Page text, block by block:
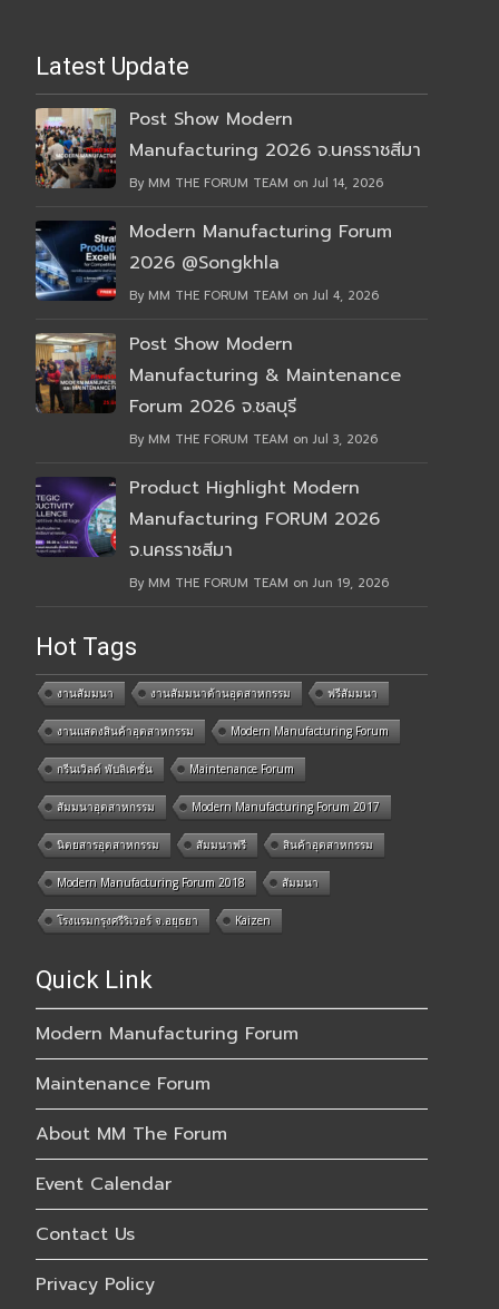
Latest Update
Post Show Modern
Manufacturing 2026 จ.นครราชสีมา
By MM THE FORUM TEAM on Jul 14, 2026
Modern Manufacturing Forum
2026 @Songkhla
By MM THE FORUM TEAM on Jul 4, 2026
Post Show Modern
Manufacturing & Maintenance
Forum 2026 จ.ชลบุรี
By MM THE FORUM TEAM on Jul 3, 2026
Product Highlight Modern
Manufacturing FORUM 2026
จ.นครราชสีมา
By MM THE FORUM TEAM on Jun 19, 2026
Hot Tags
งานสัมมนา งานสัมมนาด้านอุตสาหกรรม ฟรีสัมมนา
งานแสดงสินค้าอุตสาหกรรม Modern Manufacturing Forum
กรีนเวิลด์ พับลิเคชั่น Maintenance Forum
สัมมนาอุตสาหกรรม Modern Manufacturing Forum 2017
นิตยสารอุตสาหกรรม สัมมนาฟรี สินค้าอุตสาหกรรม
Modern Manufacturing Forum 2018 สัมมนา
โรงแรมกรุงศรีริเวอร์ จ.อยุธยา Kaizen
Quick Link
Modern Manufacturing Forum
Maintenance Forum
About MM The Forum
Event Calendar
Contact Us
Privacy Policy